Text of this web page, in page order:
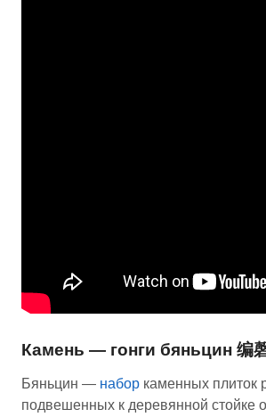
Камень — гонги бяньцин 编
Бяньцин — набор каменных плиток
подвешенных к деревянной стойке